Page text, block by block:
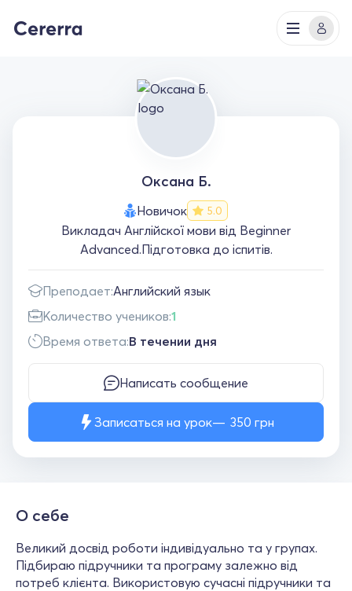
Оксана Б.
Новичок 5.0
Викладач Англійскої мови від Beginner
Advanced.Підготовка до іспитів.
Преподает:Английский язык
Количество учеников:1
Время ответа:В течении дня
Написать сообщение
Записаться на урок 350 грн
О себе
Великий досвід роботи індивідуально та у групах.
Підбираю підручники та програму залежно від
потреб клієнта. Використовую сучасні підручники та